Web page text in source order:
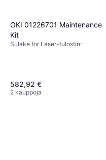
OKI 01226701 Maintenance
Kit
Sulake for Laser-tulostin:
582,92 €
2 kauppoja